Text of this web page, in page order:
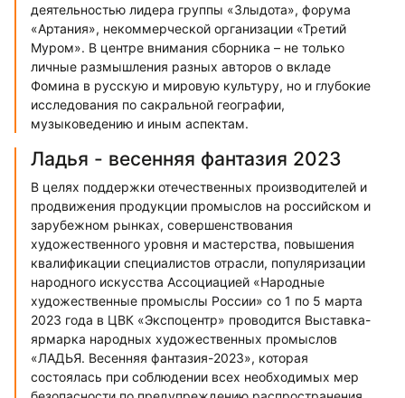
деятельностью лидера группы «Злыдота», форума
«Артания», некоммерческой организации «Третий
Муром». В центре внимания сборника – не только
личные размышления разных авторов о вкладе
Фомина в русскую и мировую культуру, но и глубокие
исследования по сакральной географии,
музыковедению и иным аспектам.
Ладья - весенняя фантазия 2023
В целях поддержки отечественных производителей и
продвижения продукции промыслов на российском и
зарубежном рынках, совершенствования
художественного уровня и мастерства, повышения
квалификации специалистов отрасли, популяризации
народного искусства Ассоциацией «Народные
художественные промыслы России» со 1 по 5 марта
2023 года в ЦВК «Экспоцентр» проводится Выставка-
ярмарка народных художественных промыслов
«ЛАДЬЯ. Весенняя фантазия-2023», которая
состоялась при соблюдении всех необходимых мер